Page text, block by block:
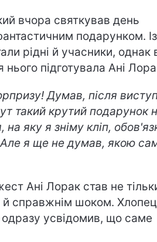
вчора святкував день
подарунком. Із
рідні й учасники, однак
підготувала Ані
Думав, після
такий крутий подарунок
яку я зніму кліп, обов'
я ще не думав, якою
Ані Лорак став не
справжнім шоком.
одразу усвідомив, що саме